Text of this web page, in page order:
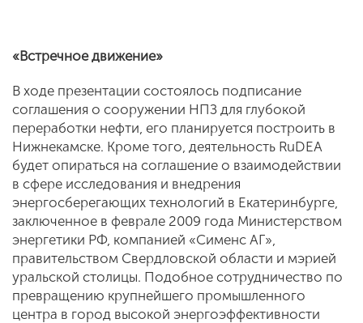
«Встречное движение»
В ходе презентации состоялось подписание
соглашения о сооружении НПЗ для глубокой
переработки нефти, его планируется построить в
Нижнекамске. Кроме того, деятельность RuDEA
будет опираться на соглашение о взаимодействии
в сфере исследования и внедрения
энергосберегающих технологий в Екатеринбурге,
заключенное в феврале 2009 года Министерством
энергетики РФ, компанией «Сименс АГ»,
правительством Свердловской области и мэрией
уральской столицы. Подобное сотрудничество по
превращению крупнейшего промышленного
центра в город высокой энергоэффективности